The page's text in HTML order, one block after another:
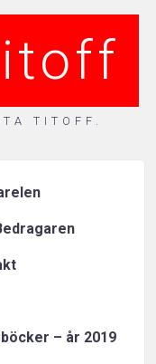
TITOFF.
böcker – år 2019